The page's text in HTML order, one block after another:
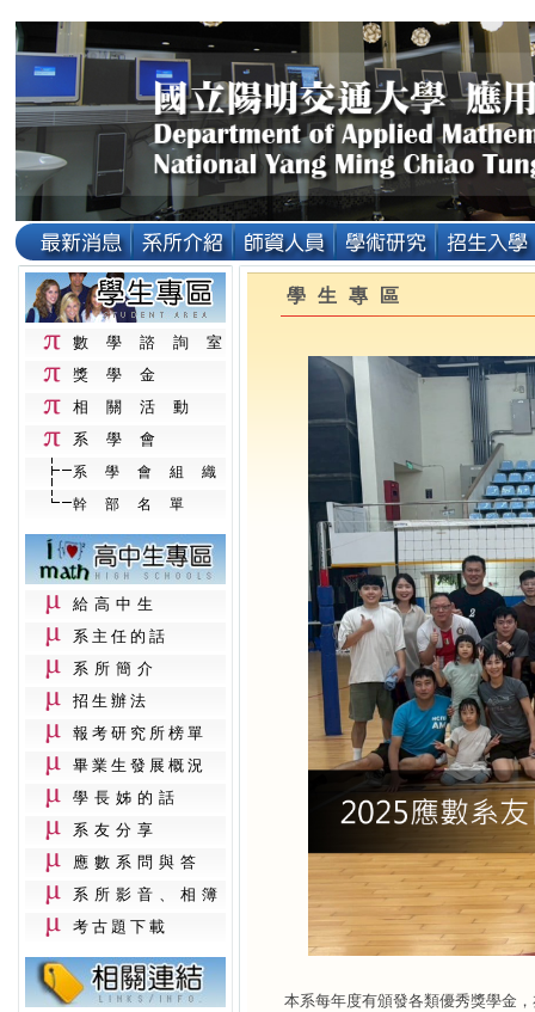
數學諮詢室
獎學金
相關活動
系學會
系學會組織
幹部名單
給高中生
系主任的話
系所簡介
招生辦法
報考研究所榜單
畢業生發展概況
學長姊的話
系友分享
應數系問與答
系所影音、相簿
考古題下載
學生專區
本系每年度有頒發各類優秀獎學金